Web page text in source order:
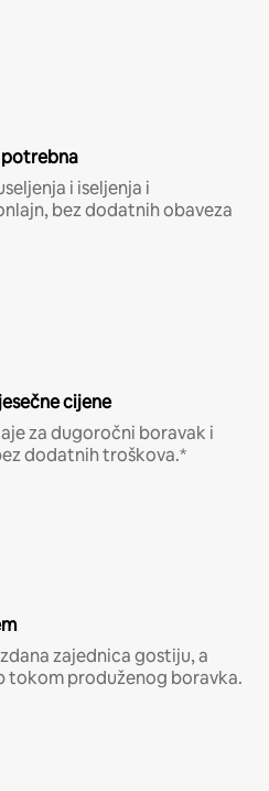
potrebna
i iseljenja i
bez dodatnih obaveza
cijene
za dugoročni boravak i
dodatnih troškova.*
zajednica gostiju, a
tokom produženog boravka.